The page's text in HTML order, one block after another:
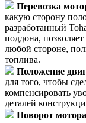
Перевозка
какую сторону
разработанный
поддона,
любой стороне,
топлива.
Положение
для того, чтобы
компенсировать
деталей
Поворот